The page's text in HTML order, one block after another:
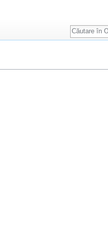
Căutare